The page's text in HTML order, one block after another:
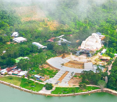
CHỨC KỲ HỌP LẦN
NHIỆM KỲ 2026 – 2031
LÃNH ĐẠO UỶ BAN NHÂN
KHẢO SÁT TIẾN ĐỘ THI
ĐƯỜNG GIAO THÔNG
LÃNH ĐẠO XÃ TÂY
QUYẾT ĐỊNH HƯỞNG
THÁNG CHO NGHỆ NHÂN